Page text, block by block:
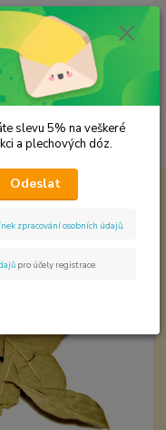
Menu
Hledat
ks
za 0,00 Kč
list - celý
slevu 5% na veškeré
a plechových dóz.
Odeslat
zpracování osobních údajů
pro účely registrace.